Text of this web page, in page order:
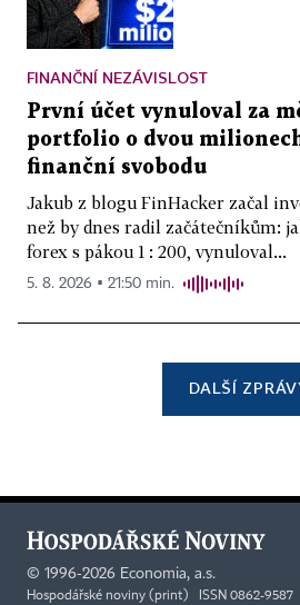
FINANČNÍ NEZÁVISLOST
První účet vynuloval za
portfolio o dvou
finanční svobodu
Jakub z blogu FinHacker začal
než by dnes radil začátečníkům:
forex s pákou 1 : 200, vynuloval...
5. 8. 2026 ▪ 21:50 min.
DALŠÍ
© 1996-2026 Economia, a.s.
Hospodářské noviny (print) ISSN 0862-9587